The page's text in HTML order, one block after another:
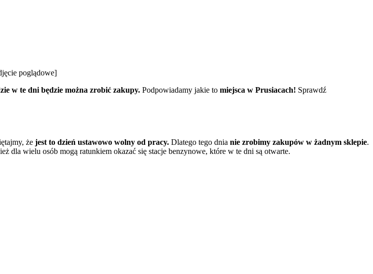
poglądowe]
w te dni będzie można zrobić zakupy. Podpowiadamy jakie to miejsca w Prusiacach! Sprawdź
że jest to dzień ustawowo wolny od pracy. Dlatego tego dnia nie zrobimy zakupów w żadnym sklepie.
dla wielu osób mogą ratunkiem okazać się stacje benzynowe, które w te dni są otwarte.